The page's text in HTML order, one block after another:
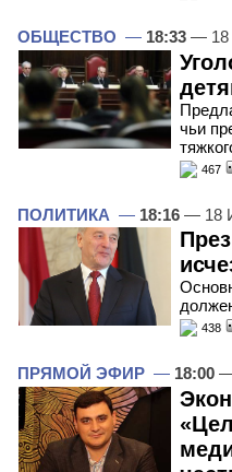
ОБЩЕСТВО — 18:33 — 18
чьи
467
ПОЛИТИКА — 18:16 — 18
438
ПРЯМОЙ ЭФИР — 18:00